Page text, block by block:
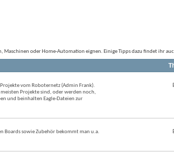
oder Home-Automation eignen. Einige Tipps dazu findet ihr
vom Roboternetz (Admin Frank).
meisten Projekte sind, oder werden noch,
und beinhalten Eagle-Dateien zur
Boards sowie Zubehör bekommt man u.a.